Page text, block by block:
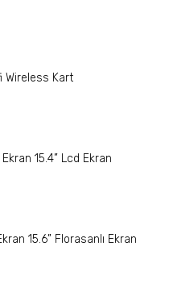
Wireless Kart
15.4” Lcd Ekran
15.6” Florasanlı Ekran